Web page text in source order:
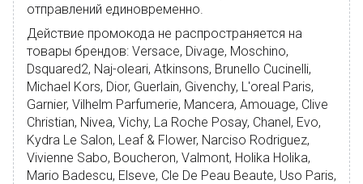
отправлений единовременно.
Действие промокода не распространяется на
товары брендов: Versace, Divage, Moschino,
Dsquared2, Naj-oleari, Atkinsons, Brunello Cucinelli,
Michael Kors, Dior, Guerlain, Givenchy, L'oreal Paris,
Garnier, Vilhelm Parfumerie, Mancera, Amouage, Clive
Christian, Nivea, Vichy, La Roche Posay, Chanel, Evo,
Kydra Le Salon, Leaf & Flower, Narciso Rodriguez,
Vivienne Sabo, Boucheron, Valmont, Holika Holika,
Mario Badescu, Elseve, Cle De Peau Beaute, Uso Paris,